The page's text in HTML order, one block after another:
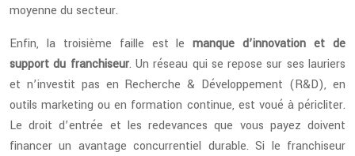
moyenne du secteur.
Enfin, la troisième faille est lemanque d’innovation et de
support du franchiseur. Un réseau qui se repose sur ses lauriers
et n’investit pas en Recherche & Développement (R&D), en
outils marketing ou en formation continue, est voué à péricliter.
Le droit d’entrée et les redevances que vous payez doivent
financer un avantage concurrentiel durable. Si le franchiseur